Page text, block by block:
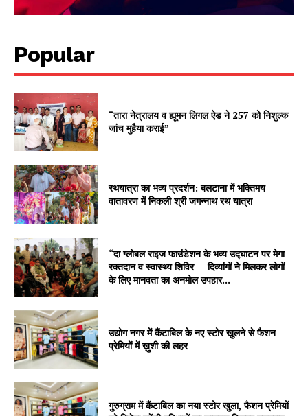
Popular
“तारा नेत्रालय व ह्यूमन लिगल ऐड ने 257 को निशुल्क
जांच मुहैया कराई”
रथयात्रा का भव्य प्रदर्शन: बलटाना में भक्तिमय
वातावरण में निकली श्री जगन्नाथ रथ यात्रा
“दा ग्लोबल राइज फाउंडेशन के भव्य उद्घाटन पर मेगा
रक्तदान व स्वास्थ्य शिविर — दिव्यांगों ने मिलकर लोगों
के लिए मानवता का अनमोल उपहार...
उद्योग नगर में कैंटाबिल के नए स्टोर खुलने से फैशन
प्रेमियों में ख़ुशी की लहर
गुरुग्राम में कैंटाबिल का नया स्टोर खुला, फैशन प्रेमियों